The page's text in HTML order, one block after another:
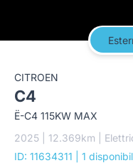
CITROEN
C4
Ë-C4 115KW MAX
2025 | 12.369km |
ID: 11634311
| 1